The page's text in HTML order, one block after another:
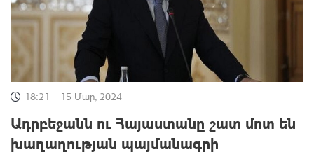
18:21 15 Մար, 2024
Ադրբեջանն ու Հայաստանը շատ մոտ են
խաղաղության պայմանագրի